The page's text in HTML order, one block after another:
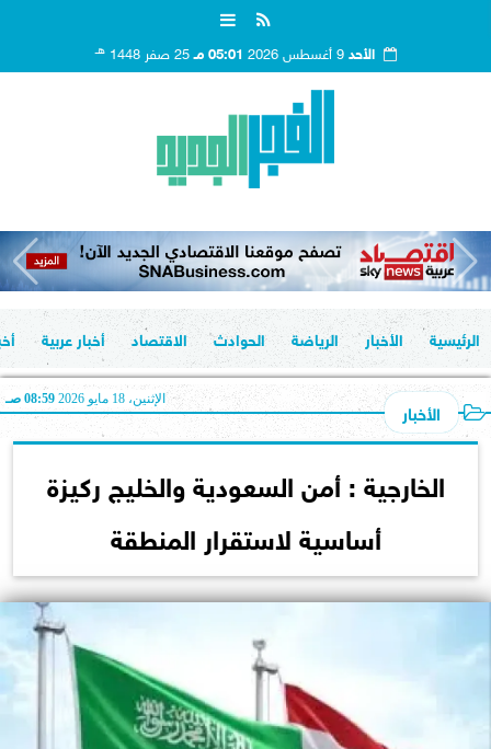
الأحد9 أغسطس 2026 05:01 مـ 25 صفر 1448 هـ
الرئيسية الأخبار الرياضة الحوادث الاقتصاد أخبار عربية
الأخبار الإثنين، 18 مايو 2026 08:59 صـ
الخارجية : أمن السعودية والخليج ركيزة
أساسية لاستقرار المنطقة